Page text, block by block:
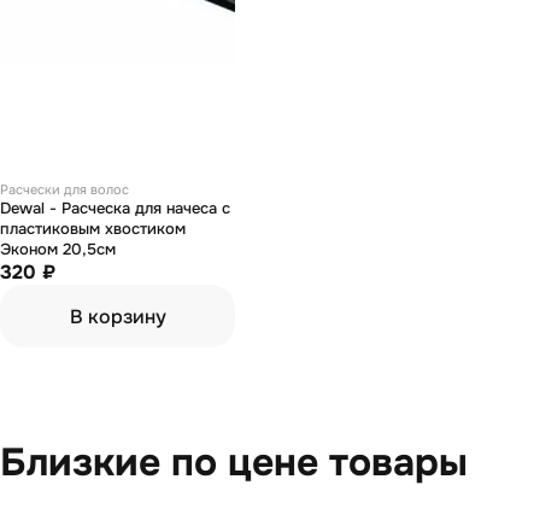
Расчески для волос
Dewal - Расческа для начеса с
пластиковым хвостиком
Эконом 20,5см
320 ₽
В корзину
Близкие по цене товары